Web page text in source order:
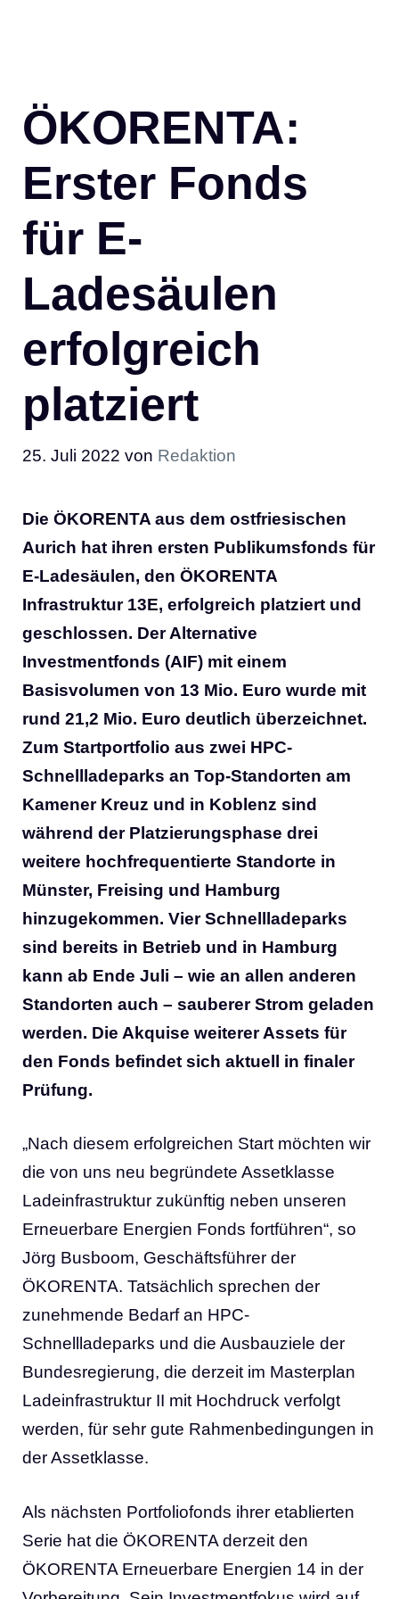
ÖKORENTA:
Erster Fonds
für E-
Ladesäulen
erfolgreich
platziert
25. Juli 2022 von Redaktion
Die ÖKORENTA aus dem ostfriesischen
Aurich hat ihren ersten Publikumsfonds für
E-Ladesäulen, den ÖKORENTA
Infrastruktur 13E, erfolgreich platziert und
geschlossen. Der Alternative
Investmentfonds (AIF) mit einem
Basisvolumen von 13 Mio. Euro wurde mit
rund 21,2 Mio. Euro deutlich überzeichnet.
Zum Startportfolio aus zwei HPC-
Schnellladeparks an Top-Standorten am
Kamener Kreuz und in Koblenz sind
während der Platzierungsphase drei
weitere hochfrequentierte Standorte in
Münster, Freising und Hamburg
hinzugekommen. Vier Schnellladeparks
sind bereits in Betrieb und in Hamburg
kann ab Ende Juli – wie an allen anderen
Standorten auch – sauberer Strom geladen
werden. Die Akquise weiterer Assets für
den Fonds befindet sich aktuell in finaler
Prüfung.
„Nach diesem erfolgreichen Start möchten wir
die von uns neu begründete Assetklasse
Ladeinfrastruktur zukünftig neben unseren
Erneuerbare Energien Fonds fortführen“, so
Jörg Busboom, Geschäftsführer der
ÖKORENTA. Tatsächlich sprechen der
zunehmende Bedarf an HPC-
Schnellladeparks und die Ausbauziele der
Bundesregierung, die derzeit im Masterplan
Ladeinfrastruktur II mit Hochdruck verfolgt
werden, für sehr gute Rahmenbedingungen in
der Assetklasse.
Als nächsten Portfoliofonds ihrer etablierten
Serie hat die ÖKORENTA derzeit den
ÖKORENTA Erneuerbare Energien 14 in der